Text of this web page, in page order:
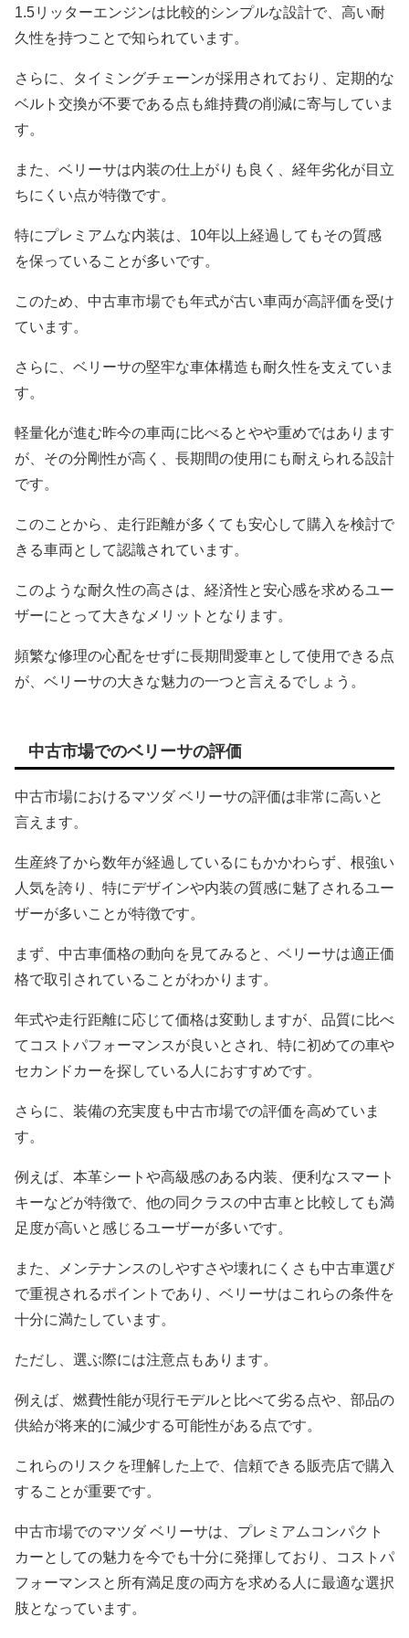
1.5リッターエンジンは比較的シンプルな設計で、高い耐
久性を持つことで知られています。
さらに、タイミングチェーンが採用されており、定期的な
ベルト交換が不要である点も維持費の削減に寄与していま
す。
また、ベリーサは内装の仕上がりも良く、経年劣化が目立
ちにくい点が特徴です。
特にプレミアムな内装は、10年以上経過してもその質感
を保っていることが多いです。
このため、中古車市場でも年式が古い車両が高評価を受け
ています。
さらに、ベリーサの堅牢な車体構造も耐久性を支えていま
す。
軽量化が進む昨今の車両に比べるとやや重めではあります
が、その分剛性が高く、長期間の使用にも耐えられる設計
です。
このことから、走行距離が多くても安心して購入を検討で
きる車両として認識されています。
このような耐久性の高さは、経済性と安心感を求めるユー
ザーにとって大きなメリットとなります。
頻繁な修理の心配をせずに長期間愛車として使用できる点
が、ベリーサの大きな魅力の一つと言えるでしょう。
中古市場でのベリーサの評価
中古市場におけるマツダ ベリーサの評価は非常に高いと
言えます。
生産終了から数年が経過しているにもかかわらず、根強い
人気を誇り、特にデザインや内装の質感に魅了されるユー
ザーが多いことが特徴です。
まず、中古車価格の動向を見てみると、ベリーサは適正価
格で取引されていることがわかります。
年式や走行距離に応じて価格は変動しますが、品質に比べ
てコストパフォーマンスが良いとされ、特に初めての車や
セカンドカーを探している人におすすめです。
さらに、装備の充実度も中古市場での評価を高めていま
す。
例えば、本革シートや高級感のある内装、便利なスマート
キーなどが特徴で、他の同クラスの中古車と比較しても満
足度が高いと感じるユーザーが多いです。
また、メンテナンスのしやすさや壊れにくさも中古車選び
で重視されるポイントであり、ベリーサはこれらの条件を
十分に満たしています。
ただし、選ぶ際には注意点もあります。
例えば、燃費性能が現行モデルと比べて劣る点や、部品の
供給が将来的に減少する可能性がある点です。
これらのリスクを理解した上で、信頼できる販売店で購入
することが重要です。
中古市場でのマツダ ベリーサは、プレミアムコンパクト
カーとしての魅力を今でも十分に発揮しており、コストパ
フォーマンスと所有満足度の両方を求める人に最適な選択
肢となっています。